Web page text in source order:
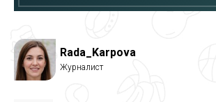
Rada_Karpova